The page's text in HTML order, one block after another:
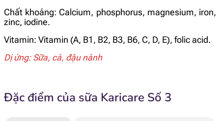
Chất khoáng: Calcium, phosphorus, magnesium, iron,
zinc, iodine.
Vitamin: Vitamin (A, B1, B2, B3, B6, C, D, E), folic acid.
Dị ứng: Sữa, cá, đậu nành
Đặc điểm của sữa Karicare Số 3